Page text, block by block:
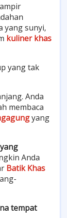
yang sunyi,
kuliner khas
yang tak
Anda
membaca
yang
Anda
Batik Khas
tempat